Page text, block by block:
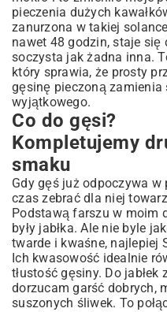
pieczenia dużych
zanurzona w takiej
nawet 48 godzin, staje się
soczysta jak żadna inna.
który sprawia, że prosty
gęsinę pieczoną zamienia
wyjątkowego.
Co do gęsi?
Kompletujemy
smaku
Gdy gęś już odpoczywa w
czas zebrać dla niej
Podstawą farszu w moim
były jabłka. Ale nie byle
twarde i kwaśne, najlepiej
Ich kwasowość idealnie
tłustość gęsiny. Do jabłek
dorzucam garść dobrych,
suszonych śliwek. To